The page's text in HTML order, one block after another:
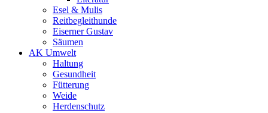
Esel & Mulis
Reitbegleithunde
Eiserner Gustav
Säumen
AK Umwelt
Haltung
Gesundheit
Fütterung
Weide
Herdenschutz